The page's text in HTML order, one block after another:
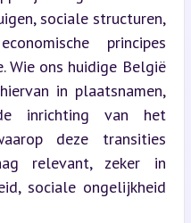
sociale structuren,
principes
Wie ons huidige België
in plaatsnamen,
inrichting van het
deze transities
relevant, zeker in
sociale ongelijkheid